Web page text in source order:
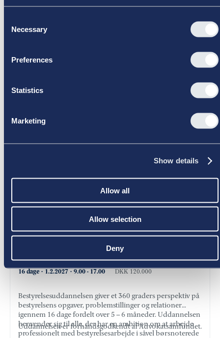
Selection
Necessary
Preferences
Statistics
Marketing
Show details
Allow all
Allow selection
Deny
forløb over 3 dage, der giver dig det faglige fundament til
bestyrelsespost, eller som allerede sidder i bestyrelsen og
Uddannelsen er forhåndsgodkendt af Advokatsamfundet
som obligatorisk efteruddannelse for advokater og
Se kursus
CBS Executive Bestyrelsesuddannelsen
Board Leadership Åben
16 dage · 1.2.2027 · 9.00 - 17.00 DKK 120.000
Bestyrelsesuddannelsen giver et 360 graders perspektiv på
bestyrelsens opgaver, problemstillinger og relationer
igennem 16 dage fordelt over 5 – 6 måneder. Uddannelsen
henvender sig til alle, der har en ambition om at arbejde
professionelt med bestyrelsesarbejde i såvel børsnoterede
Uddannelsen er forhåndsgodkendt af Advokatsamfundet.